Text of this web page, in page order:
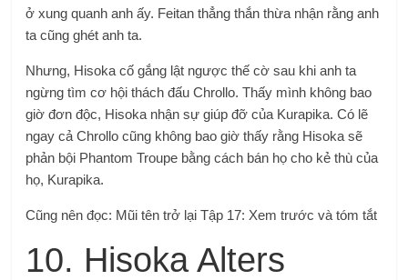
ở xung quanh anh ấy. Feitan thẳng thắn thừa nhận rằng anh
ta cũng ghét anh ta.
Nhưng, Hisoka cố gắng lật ngược thế cờ sau khi anh ta
ngừng tìm cơ hội thách đấu Chrollo. Thấy mình không bao
giờ đơn độc, Hisoka nhận sự giúp đỡ của Kurapika. Có lẽ
ngay cả Chrollo cũng không bao giờ thấy rằng Hisoka sẽ
phản bội Phantom Troupe bằng cách bán họ cho kẻ thù của
họ, Kurapika.
Cũng nên đọc: Mũi tên trở lại Tập 17: Xem trước và tóm tắt
10. Hisoka Alters